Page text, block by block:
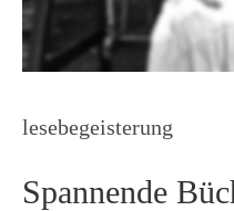
lesebegeisterung
Spannende